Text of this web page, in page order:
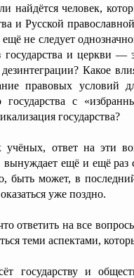
найдётся человек,
и Русской
не следует
и церкви
Какое
правовых условий
государства с
государства?
ответ на эти
ещё и ещё
быть может, в
уже поздно.
ответить на все
теми аспектами,
государству и